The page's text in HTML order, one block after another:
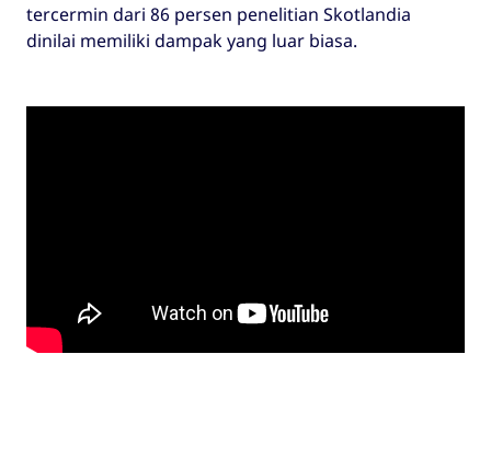
tercermin dari 86 persen penelitian Skotlandia
dinilai memiliki dampak yang luar biasa.